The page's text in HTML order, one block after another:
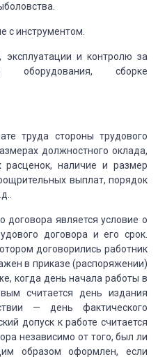
с инструментом.
и контролю за
оборудования, сборке
труда стороны трудового
должностного оклада,
наличие и размер
выплат, порядок
является условие о
договора и его срок.
договорились работник
в приказе (распоряжении)
когда день начала работы в
считается день издания
— день фактического
допуск к работе считается
независимо от того, был ли
образом оформлен, если